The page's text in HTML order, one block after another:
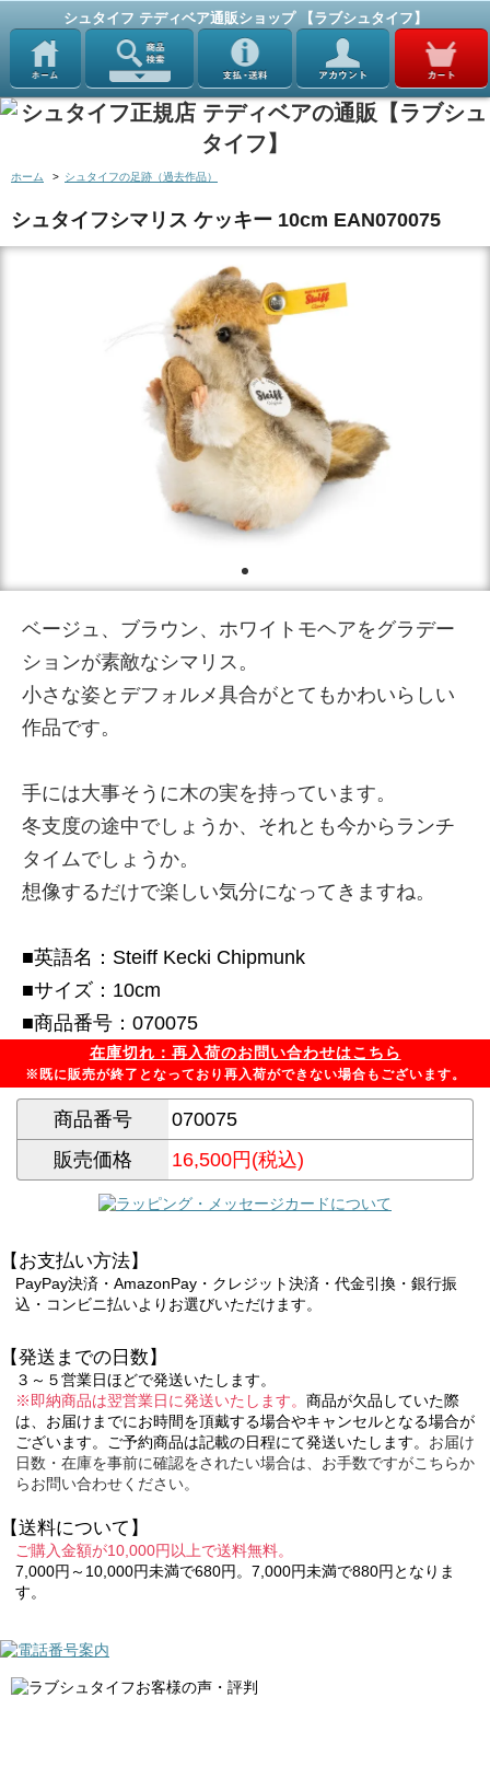
シュタイフ テディベア通販ショップ 【ラブシュタイフ】
ホーム > シュタイフの足跡（過去作品）
シュタイフシマリス ケッキー 10cm EAN070075
ベージュ、ブラウン、ホワイトモヘアをグラデー
ションが素敵なシマリス。
小さな姿とデフォルメ具合がとてもかわいらしい
作品です。
手には大事そうに木の実を持っています。
冬支度の途中でしょうか、それとも今からランチ
タイムでしょうか。
想像するだけで楽しい気分になってきますね。
■英語名：Steiff Kecki Chipmunk
■サイズ：10cm
■商品番号：070075
在庫切れ：再入荷のお問い合わせはこちら
※既に販売が終了となっており再入荷ができない場合もございます。
商品番号
070075
販売価格
16,500円(税込)
【お支払い方法】
PayPay決済・AmazonPay・クレジット決済・代金引換・銀行振
込・コンビニ払いよりお選びいただけます。
【発送までの日数】
３～５営業日ほどで発送いたします。
※即納商品は翌営業日に発送いたします。 商品が欠品していた際
は、お届けまでにお時間を頂戴する場合やキャンセルとなる場合が
ございます。ご予約商品は記載の日程にて発送いたします。 お届け
日数・在庫を事前に確認をされたい場合は、お手数ですがこちらか
らお問い合わせください。
【送料について】
ご購入金額が10,000円以上で送料無料。
7,000円～10,000円未満で680円。7,000円未満で880円となりま
す。